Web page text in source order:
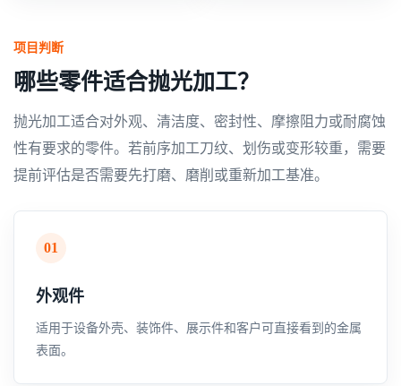
项目判断
哪些零件适合抛光加工？
抛光加工适合对外观、清洁度、密封性、摩擦阻力或耐腐蚀
性有要求的零件。若前序加工刀纹、划伤或变形较重，需要
提前评估是否需要先打磨、磨削或重新加工基准。
01
外观件
适用于设备外壳、装饰件、展示件和客户可直接看到的金属
表面。